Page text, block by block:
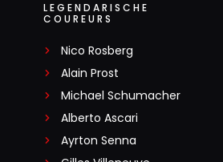
LEGENDARISCHE
COUREURS
Nico Rosberg
Alain Prost
Michael Schumacher
Alberto Ascari
Ayrton Senna